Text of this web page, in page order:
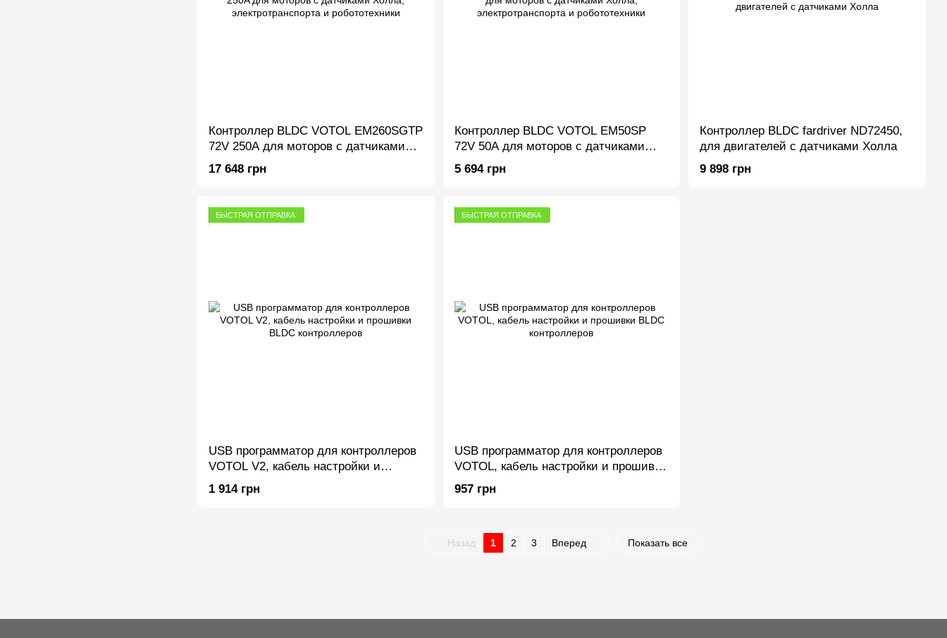
Контроллер BLDC VOTOL EM260SGTP
72V 250A для моторов с датчиками
Холла, электротранспорта и
робототехники
17 648 грн
Контроллер BLDC VOTOL EM50SP
72V 50A для моторов с датчиками
Холла, электротранспорта и
робототехники
5 694 грн
Контроллер BLDC fardriver ND72450,
для двигателей с датчиками Холла
9 898 грн
БЫСТРАЯ ОТПРАВКА
USB программатор для контроллеров
VOTOL V2, кабель настройки и
прошивки BLDC контроллеров
1 914 грн
БЫСТРАЯ ОТПРАВКА
USB программатор для контроллеров
VOTOL, кабель настройки и прошивки
BLDC контроллеров
957 грн
Назад 1 2 3 Вперед Показать все